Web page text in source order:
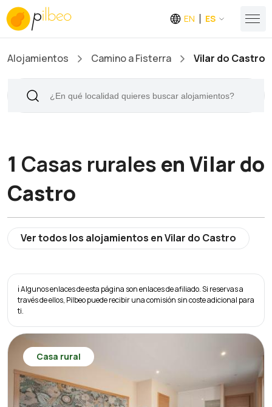
EN ES
Alojamientos Camino a Fisterra Vilar do Castro
1 Casas ruralesen Vilar do
Castro
Ver todos los alojamientos en Vilar do Castro
ℹ️ Algunos enlaces de esta página son enlaces de afiliado. Si reservas a
través de ellos, Pilbeo puede recibir una comisión sin coste adicional para
ti.
Casa rural